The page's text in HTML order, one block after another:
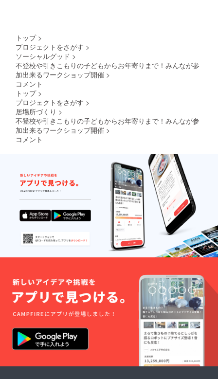
高く群
れをせ
オー
バーマ
スクに
最適で
す。 ※
手作り
となり
ますの
で、色
合いな
ど多少
の誤差
がござ
いま
（耳
ますの
差がご
ざいま
す。ご
了承く
ださ
い。 商
品説
明：
メッ
シュ
ラッセ
ル3層構
造の素
材の生
牢で3層
の厚み
があり
フィッ
トした
装着感
に優れ
ていま
す。 生
して通
となり
す。ご
了承く
明：
メッ
シュ
ラッセ
ル3層構
造の素
材の生
地を使
用。 堅
牢で3層
の厚み
があり
フィッ
トした
に優れ
ていま
す。 生
地の厚
みに対
して通
気性が
高く群
れや息
を軽
減。 洗
浄によ
ざいま
すので
スク】
仕様：
地 縫
製・熱
圧着接
着 素
材：ダ
ブル
ラッセ
ル生地
（ポリ
エステ
ル）
メッ
シュ3層
構造繊
ク ゴ
ム紐・
熱圧着
シート
寸法：
・高さ
（顎〜
鼻）
140mm
部） ・
幅（片
面）
ださ
い。
ラッセ
ル生
着 素
材：ダ
ブル
ラッセ
ル生地
（ポリ
エステ
ル）
メッ
シュ3層
構造繊
維マス
ク ゴ
ム紐・
シート
寸法：
・高さ
（顎〜
鼻）
140mm
（最長
部） ・
幅（片
100mm
（最長
部） ・
トップ >
プロジェクトをさがす >
ソーシャルグッド >
不登校や引きこもりの子どもからお年寄りまで！みんなが参
加出来るワークショップ開催 >
コメント
トップ >
プロジェクトをさがす >
居場所づくり >
不登校や引きこもりの子どもからお年寄りまで！みんなが参
加出来るワークショップ開催 >
コメント